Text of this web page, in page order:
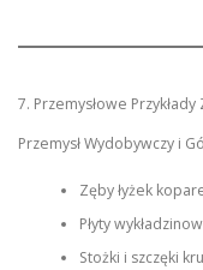
7. Przemysłowe
Przemysł Wydobywczy i
Zęby łyżek
Płyty
Stożki i szczęki